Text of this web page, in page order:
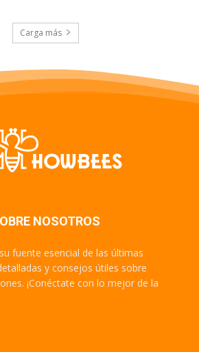
Carga más
NOSOTROS
fuente esencial de las últimas
y consejos útiles sobre
¡Conéctate con lo mejor de la